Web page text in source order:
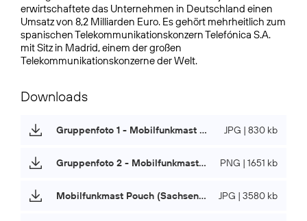
erwirtschaftete das Unternehmen in Deutschland einen
Umsatz von 8,2 Milliarden Euro. Es gehört mehrheitlich zum
spanischen Telekommunikationskonzern Telefónica S.A.
mit Sitz in Madrid, einem der großen
Telekommunikationskonzerne der Welt.
Downloads
Gruppenfoto 1 - Mobilfunkmast Pouch (Sachsen-Anhalt) JPG | 830 kb
Gruppenfoto 2 - Mobilfunkmast Pouch (Sachsen-Anhalt) PNG | 1651 kb
Mobilfunkmast Pouch (Sachsen-Anhalt) JPG | 3580 kb